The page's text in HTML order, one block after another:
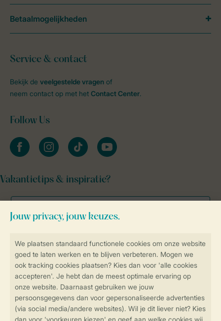
Veilig en snel online boeken
Veilige gegevensoverdracht
Veilige betaling
Service & contact
Bekijk de veelgestelde vragen of
neem contact op met het Contact Center.
Follow Us
facebookinstagramtiktok youtube
Vakantietips & inspiratie?
Betaalmogelijkheden